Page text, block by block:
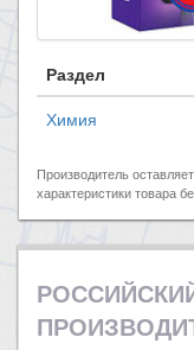
Раздел
Химия
Производитель
характеристики товара